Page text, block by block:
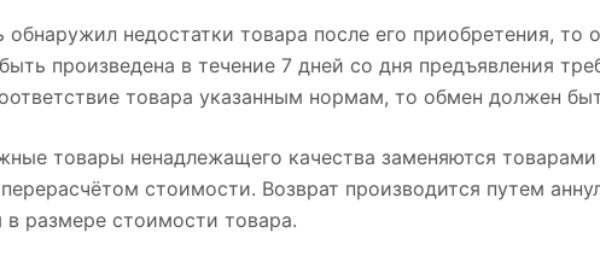
обнаружил недостатки товара после его приобретения,
произведена в течение 7 дней со дня предъявления
товара указанным нормам, то обмен должен
товары ненадлежащего качества заменяются
стоимости. Возврат производится путем
размере стоимости товара.